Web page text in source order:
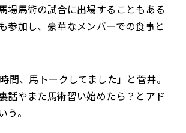
場馬術の試合に出場することもある
参加し、豪華なメンバーでの食事と
間、馬トークしてました」と菅井。
話やまた馬術習い始めたら？とアド
う。